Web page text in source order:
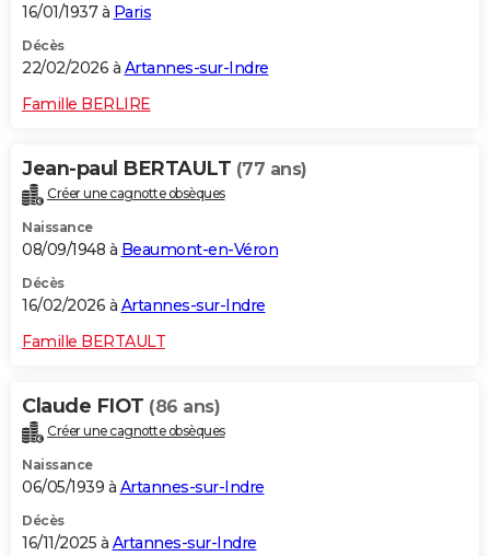
16/01/1937 à Paris
Décès
22/02/2026 à Artannes-sur-Indre
Famille BERLIRE
Jean-paul BERTAULT (77 ans)
Créer une cagnotte obsèques
Naissance
08/09/1948 à Beaumont-en-Véron
Décès
16/02/2026 à Artannes-sur-Indre
Famille BERTAULT
Claude FIOT (86 ans)
Créer une cagnotte obsèques
Naissance
06/05/1939 à Artannes-sur-Indre
Décès
16/11/2025 à Artannes-sur-Indre